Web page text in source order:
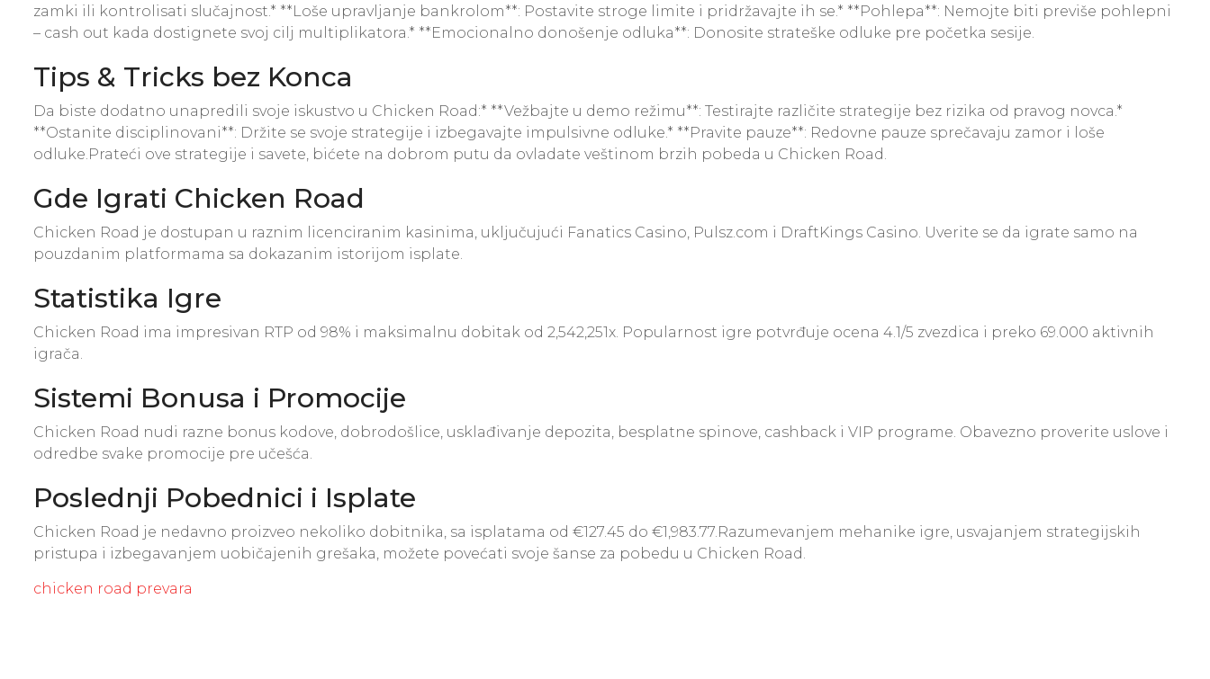
zamki ili kontrolisati slučajnost.* **Loše upravljanje bankrolom**: Postavite stroge limite i pridržavajte ih se.* **Pohlepa**: Nemojte biti previše pohlepni
– cash out kada dostignete svoj cilj multiplikatora.* **Emocionalno donošenje odluka**: Donosite strateške odluke pre početka sesije.
Tips & Tricks bez Konca
Da biste dodatno unapredili svoje iskustvo u Chicken Road:* **Vežbajte u demo režimu**: Testirajte različite strategije bez rizika od pravog novca.*
**Ostanite disciplinovani**: Držite se svoje strategije i izbegavajte impulsivne odluke.* **Pravite pauze**: Redovne pauze sprečavaju zamor i loše
odluke.Prateći ove strategije i savete, bićete na dobrom putu da ovladate veštinom brzih pobeda u Chicken Road.
Gde Igrati Chicken Road
Chicken Road je dostupan u raznim licenciranim kasinima, uključujući Fanatics Casino, Pulsz.com i DraftKings Casino. Uverite se da igrate samo na
pouzdanim platformama sa dokazanim istorijom isplate.
Statistika Igre
Chicken Road ima impresivan RTP od 98% i maksimalnu dobitak od 2,542,251x. Popularnost igre potvrđuje ocena 4.1/5 zvezdica i preko 69.000 aktivnih
igrača.
Sistemi Bonusa i Promocije
Chicken Road nudi razne bonus kodove, dobrodošlice, usklađivanje depozita, besplatne spinove, cashback i VIP programe. Obavezno proverite uslove i
odredbe svake promocije pre učešća.
Poslednji Pobednici i Isplate
Chicken Road je nedavno proizveo nekoliko dobitnika, sa isplatama od €127.45 do €1,983.77.Razumevanjem mehanike igre, usvajanjem strategijskih
pristupa i izbegavanjem uobičajenih grešaka, možete povećati svoje šanse za pobedu u Chicken Road.
chicken road prevara